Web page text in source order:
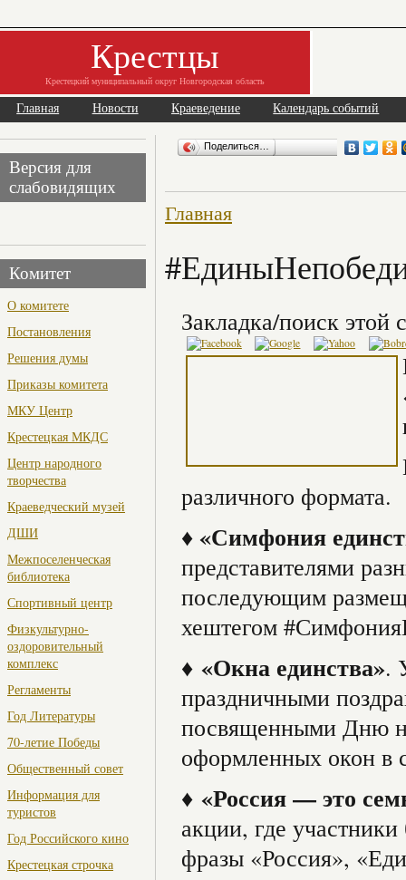
Крестцы
Крестецкий муниципальный округ Новгородская область
Главная Новости Краеведение Календарь событий
Версия для
слабовидящих
Комитет
О комитете
Постановления
Решения думы
Приказы комитета
МКУ Центр
Крестецкая МКДС
Центр народного
творчества
Краеведческий музей
ДШИ
Межпоселенческая
библиотека
Спортивный центр
Физкультурно-
оздоровительный
комплекс
Регламенты
Год Литературы
70-летие Победы
Общественный совет
Информация для
туристов
Год Российского кино
Крестецкая строчка
Поделиться…
Главная
Закладка/поиск этой
различного формата.
♦ «Симфония
представителями
последующим
хештегом
♦ «Окна единства».
праздничными
посвященными Дню
оформленных окон в
♦ «Россия — это
акции, где участники
фразы «Россия»,